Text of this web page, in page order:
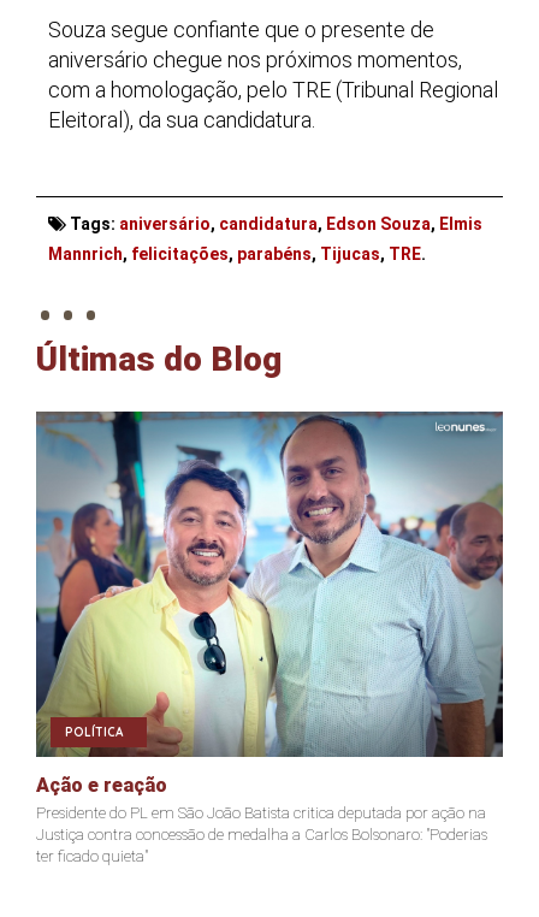
Souza segue confiante que o presente de
aniversário chegue nos próximos momentos,
com a homologação, pelo TRE (Tribunal Regional
Eleitoral), da sua candidatura.
Tags: aniversário, candidatura, Edson Souza, Elmis
Mannrich, felicitações, parabéns, Tijucas, TRE.
. . .
Últimas do Blog
POLÍTICA
Ação e reação
Presidente do PL em São João Batista critica deputada por ação na
Justiça contra concessão de medalha a Carlos Bolsonaro: "Poderias
ter ficado quieta"